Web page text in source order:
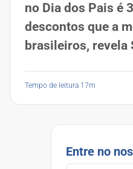
no Dia dos Pais é
descontos que a
brasileiros, revela
Tempo de leitura 17m
Entre no